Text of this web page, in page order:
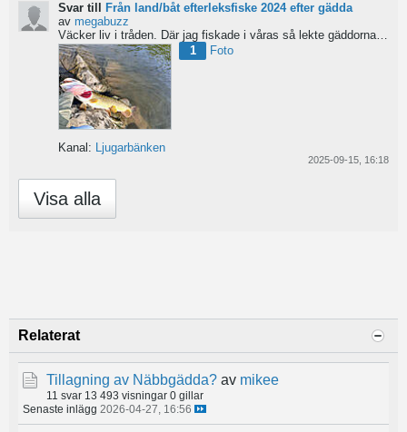
Svar till
Från land/båt efterleksfiske 2024 efter gädda
av megabuzz
Väcker liv i tråden. Där jag fiskade i våras så lekte gäddorna från början av mars hela vägen in i juni...
1
Foto
Kanal: Ljugarbänken
2025-09-15, 16:18
Visa alla
Relaterat
Tillagning av Näbbgädda? av mikee
11 svar 13 493 visningar 0 gillar
Senaste inlägg 2026-04-27, 16:56